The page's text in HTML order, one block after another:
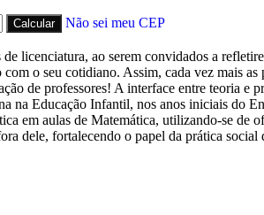
Não sei meu CEP
licenciatura, ao serem convidados a
o seu cotidiano. Assim, cada vez mais
de professores! A interface entre teoria e
na Educação Infantil, nos anos iniciais do
em aulas de Matemática, utilizando-se de
dele, fortalecendo o papel da prática